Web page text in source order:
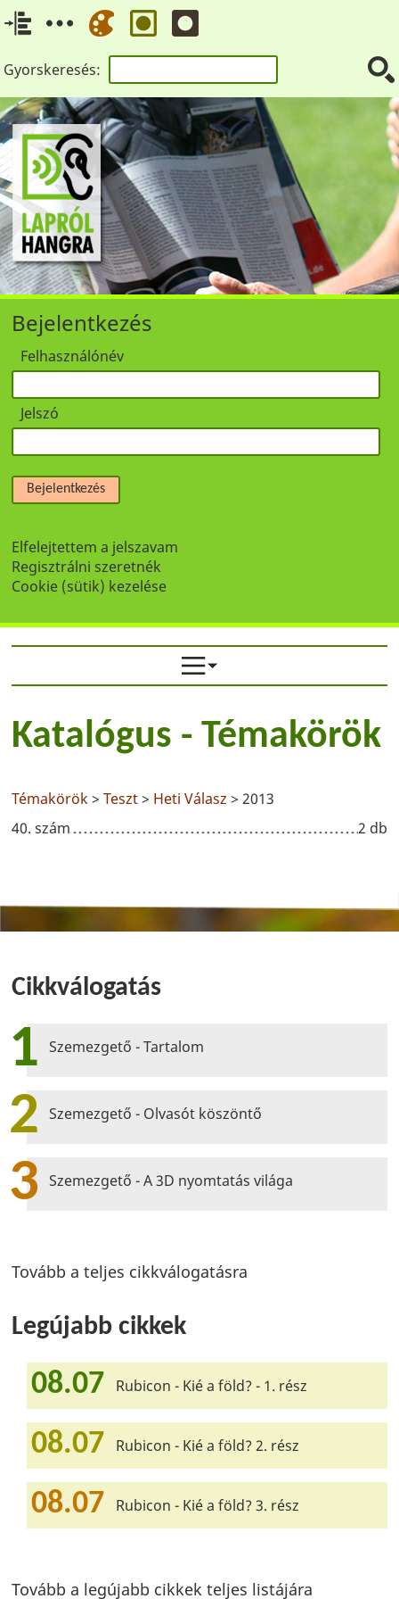
Gyorskeresés:
Bejelentkezés
Felhasználónév
Jelszó
Bejelentkezés
Elfelejtettem a jelszavam
Regisztrálni szeretnék
Cookie (sütik) kezelése
Katalógus - Témakörök
Témakörök>Teszt> Heti Válasz > 2013
40. szám
2 db
Cikkválogatás
1 Szemezgető - Tartalom
2 Szemezgető - Olvasót köszöntő
3 Szemezgető - A 3D nyomtatás világa
Tovább a teljes cikkválogatásra
Legújabb cikkek
08.07 Rubicon - Kié a föld? - 1. rész
08.07 Rubicon - Kié a föld? 2. rész
08.07 Rubicon - Kié a föld? 3. rész
Tovább a legújabb cikkek teljes listájára